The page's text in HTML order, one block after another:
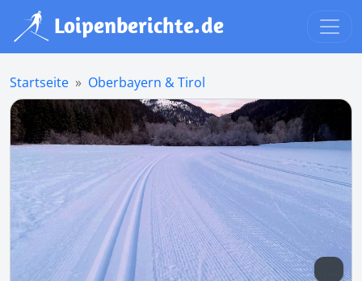
Startseite Oberbayern & Tirol